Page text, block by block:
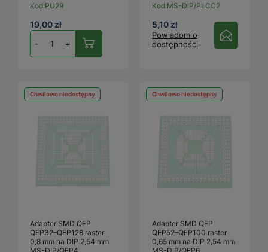
Kod:PU29
19,00 zł
- +
Kod:MS-DIP/PLCC2
5,10 zł
Powiadom o
dostępności
Chwilowo niedostępny
Adapter SMD QFP
QFP32–QFP128 raster
0,8 mm na DIP 2,54 mm
Chwilowo niedostępny
Adapter SMD QFP
QFP52–QFP100 raster
0,65 mm na DIP 2,54 mm